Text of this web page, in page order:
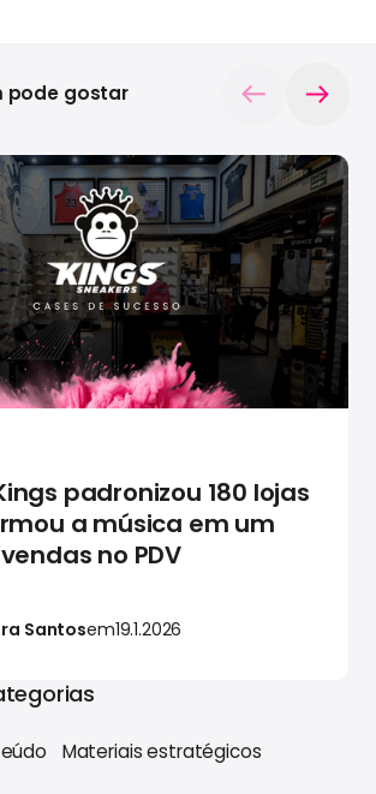
padronizou 180 lojas
a música em um
no PDV
Santosem19.1.2026
pode gostar
Materiais estratégicos